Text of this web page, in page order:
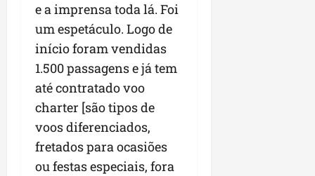
e a imprensa toda lá. Foi
um espetáculo. Logo de
início foram vendidas
1.500 passagens e já tem
até contratado voo
charter [são tipos de
voos diferenciados,
fretados para ocasiões
ou festas especiais, fora